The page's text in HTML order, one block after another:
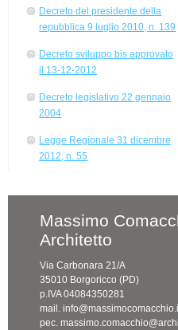
Decreto del presidente della
repubblica 9 luglio 2010, n. 139
Decreto sviluppo bis approvato
il 13-12-2012
Decreto legislativo 22 gennaio
2004
Legge Regionale 31 dicembre
2012, n. 55
Massimo
Architetto
Via Carbonara 21/A
35010 Borgoricco (PD)
p.IVA 04084350281
mail.
pec.